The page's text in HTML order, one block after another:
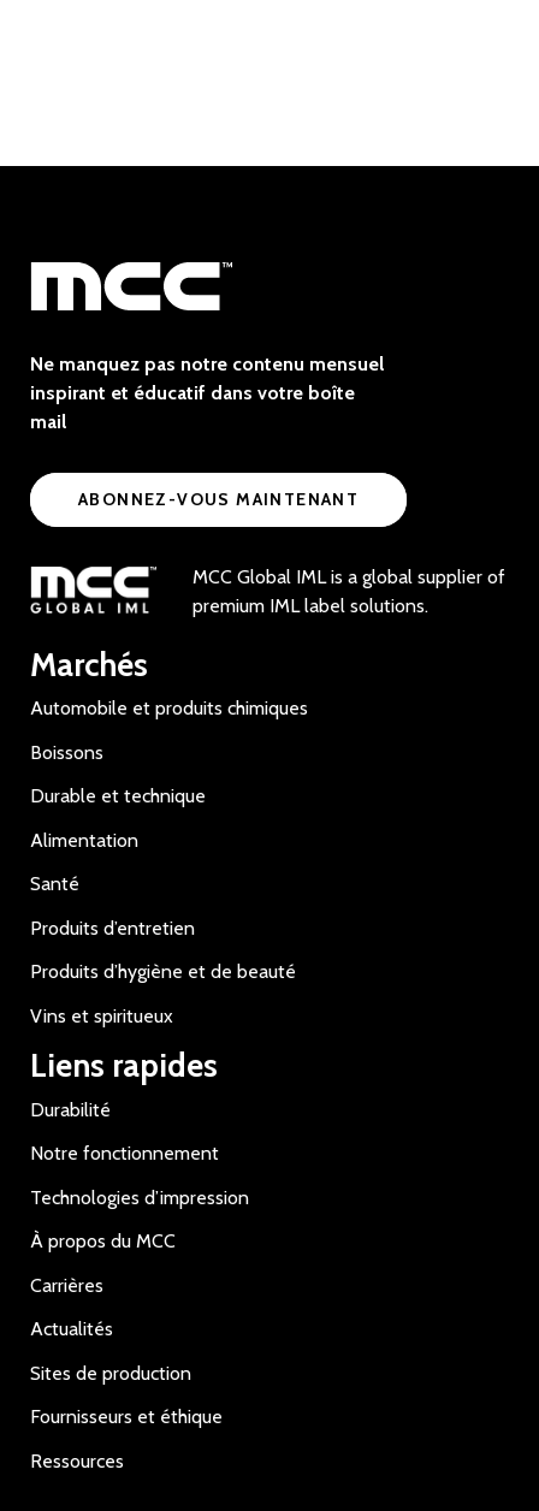
Ne manquez pas notre contenu mensuel
inspirant et éducatif dans votre boîte
mail
ABONNEZ-VOUS MAINTENANT
MCC Global IML is a global supplier of
premium IML label solutions.
Marchés
Automobile et produits chimiques
Boissons
Durable et technique
Alimentation
Santé
Produits d’entretien
Produits d’hygiène et de beauté
Vins et spiritueux
Liens rapides
Durabilité
Notre fonctionnement
Technologies d’impression
À propos du MCC
Carrières
Actualités
Sites de production
Fournisseurs et éthique
Ressources